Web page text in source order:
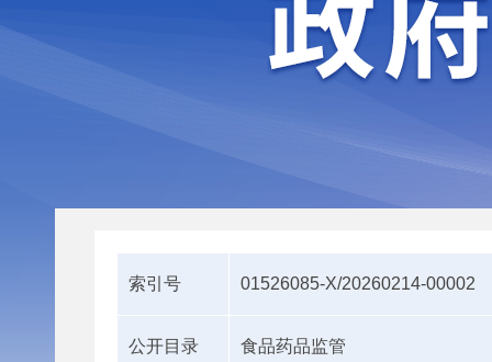
索引号 01526085-X/20260214-00002
公开目录 食品药品监管